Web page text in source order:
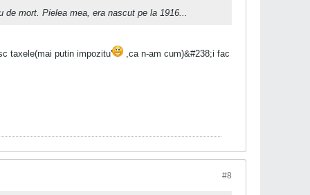
de mort. Pielea mea, era nascut pe la 1916...
taxele(mai putin impozitu' ,ca n-am cum)&#238;i fac
#8